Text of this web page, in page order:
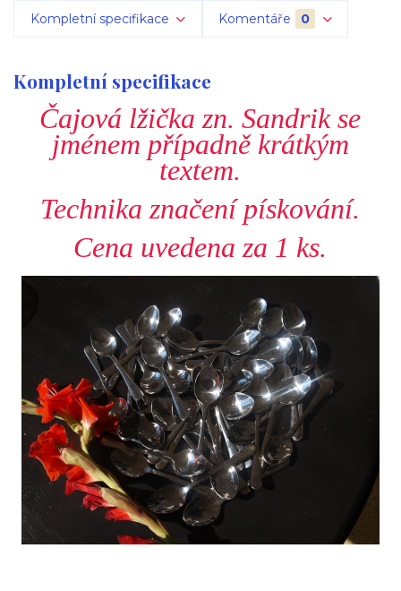
Kompletní specifikace Komentáře 0
Kompletní specifikace
Čajová lžička zn. Sandrik se
jménem případně krátkým
textem.
Technika značení pískování.
Cena uvedena za 1 ks.